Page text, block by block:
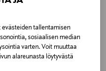
tallentamisen
sosiaalisen median
varten. Voit muuttaa
alareunasta löytyvästä
Käytä mietoa